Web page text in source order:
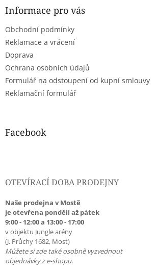
Informace pro vás
Obchodní podmínky
Reklamace a vrácení
Doprava
Ochrana osobních údajů
Formulář na odstoupení od kupní smlouvy
Reklamační formulář
Facebook
OTEVÍRACÍ DOBA PRODEJNY
Naše prodejna v Mostě
je otevřena pondělí až pátek
9:00 - 12:00 a 13:00 - 17:00
v objektu Jungle arény
(J. Průchy 1682, Most)
Můžete si zde také osobně vyzvednout
objednávky z e-shopu.